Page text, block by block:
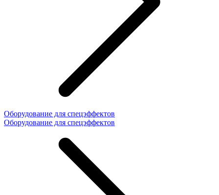
Оборудование для спецэффектов
Оборудование для спецэффектов